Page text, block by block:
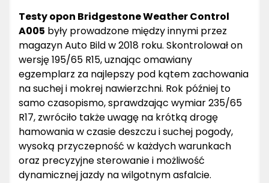
Testy opon Bridgestone Weather Control
A005 były prowadzone między innymi przez
magazyn Auto Bild w 2018 roku. Skontrolował on
wersję 195/65 R15, uznając omawiany
egzemplarz za najlepszy pod kątem zachowania
na suchej i mokrej nawierzchni. Rok później to
samo czasopismo, sprawdzając wymiar 235/65
R17, zwróciło także uwagę na krótką drogę
hamowania w czasie deszczu i suchej pogody,
wysoką przyczepność w każdych warunkach
oraz precyzyjne sterowanie i możliwość
dynamicznej jazdy na wilgotnym asfalcie.